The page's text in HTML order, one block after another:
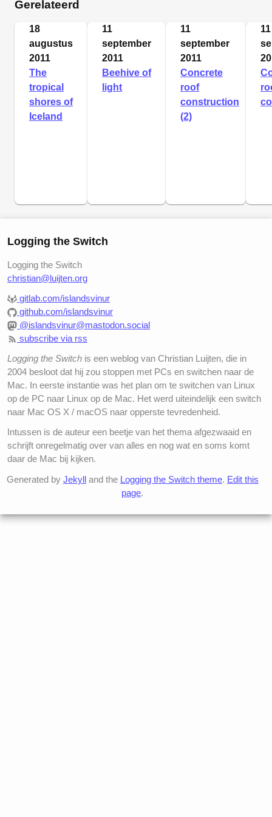
Gerelateerd
18
augustus
2011
The
tropical
shores of
Iceland
11
september
2011
Beehive of
light
11
september
2011
Concrete
roof
construction
(2)
11
Logging the Switch
Logging the Switch
christian@luijten.org
gitlab.com/islandsvinur
github.com/islandsvinur
@islandsvinur@mastodon.social
subscribe via rss
Logging the Switch is een weblog van Christian Luijten, die in
2004 besloot dat hij zou stoppen met PCs en switchen naar de
Mac. In eerste instantie was het plan om te switchen van Linux
op de PC naar Linux op de Mac. Het werd uiteindelijk een switch
naar Mac OS X / macOS naar opperste tevredenheid.
Intussen is de auteur een beetje van het thema afgezwaaid en
schrijft onregelmatig over van alles en nog wat en soms komt
daar de Mac bij kijken.
Generated by Jekylland the Logging the Switch theme. Edit this
page.